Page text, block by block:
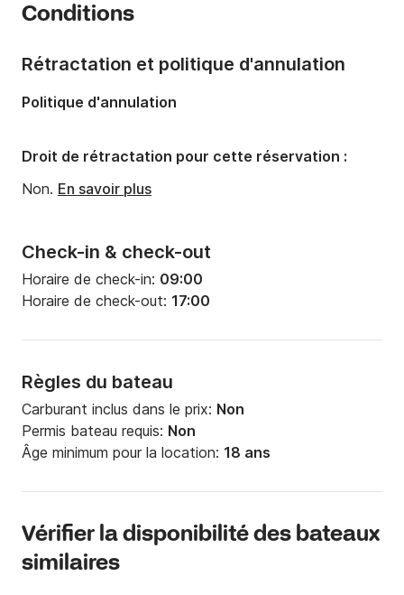
Capacité à bord:
Conditions
Check-in & check-out
Horaire de check-in: 09:00
Horaire de check-out: 17:00
Règles du bateau
Carburant inclus dans le prix: Non
Permis bateau requis: Non
Âge minimum pour la location: 18 ans
Rétractation et politique d'annulation
Politique d'annulation
Droit de rétractation pour cette réservation :
Non. En savoir plus
Vérifier la disponibilité des bateaux
similaires